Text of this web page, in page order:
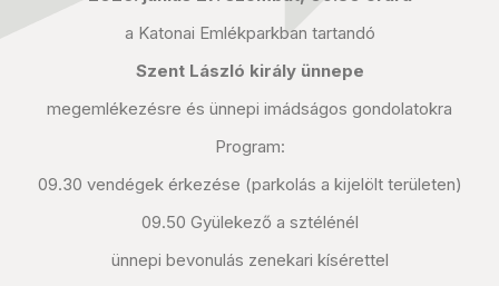
a Katonai Emlékparkban tartandó
Szent László király ünnepe
megemlékezésre és ünnepi imádságos gondolatokra
Program:
09.30 vendégek érkezése (parkolás a kijelölt területen)
09.50 Gyülekező a sztélénél
ünnepi bevonulás zenekari kísérettel